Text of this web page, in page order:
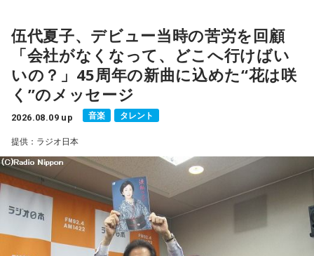
■放送日時：2026年8月16日（日） 19時～20時
■パーソナリティ：吉田尚記
■ゲスト：小山宙哉
■メールアドレス：manga@1242.com
■公式Xアカウント：@MANGARADIO1242
■ハッシュタグ：#マンガのラジオ
■番組HP：https://manga-no-radio.com/
伍代夏子、デビュー当時の苦労を回顧
「会社がなくなって、どこへ行けばい
いの？」45周年の新曲に込めた“花は咲
く”のメッセージ
2026.08.09 up 音楽 タレント
提供：ラジオ日本